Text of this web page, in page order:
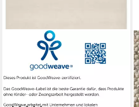
OTTO HOME
Wollteppich Gabbo Natur,
Handgefertigt, Teppich, reine
Höhe: 14 mm, reine Wolle, Uni,